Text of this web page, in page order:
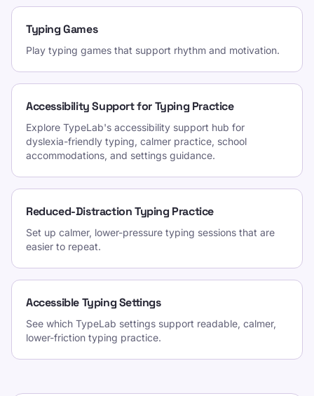
Typing Games
Play typing games that support rhythm and motivation.
Accessibility Support for Typing Practice
Explore TypeLab's accessibility support hub for
dyslexia-friendly typing, calmer practice, school
accommodations, and settings guidance.
Reduced-Distraction Typing Practice
Set up calmer, lower-pressure typing sessions that are
easier to repeat.
Accessible Typing Settings
See which TypeLab settings support readable, calmer,
lower-friction typing practice.